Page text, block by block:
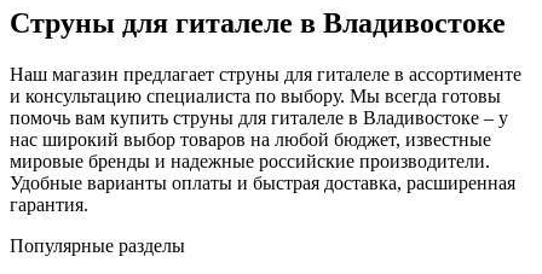
Струны для гиталеле в Владивостоке
Наш магазин предлагает струны для гиталеле в ассортименте
и консультацию специалиста по выбору. Мы всегда готовы
помочь вам купить струны для гиталеле в Владивостоке – у
нас широкий выбор товаров на любой бюджет, известные
мировые бренды и надежные российские производители.
Удобные варианты оплаты и быстрая доставка, расширенная
гарантия.
Популярные разделы